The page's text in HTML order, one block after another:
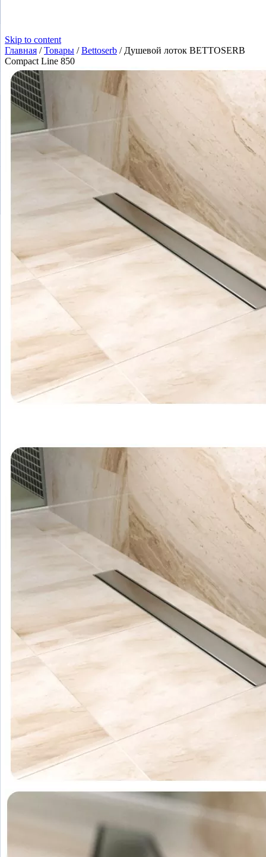
Skip to content
Главная /Товары /Bettoserb / Душевой лоток BETTOSERB
Compact Line 850